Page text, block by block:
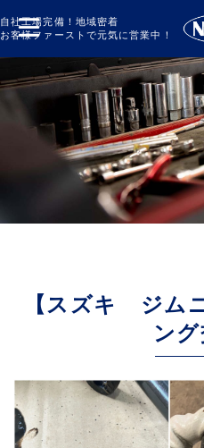
自社工場完備！地域密着
お客様ファーストで元気に営業中！
【スズキ ジム
ン